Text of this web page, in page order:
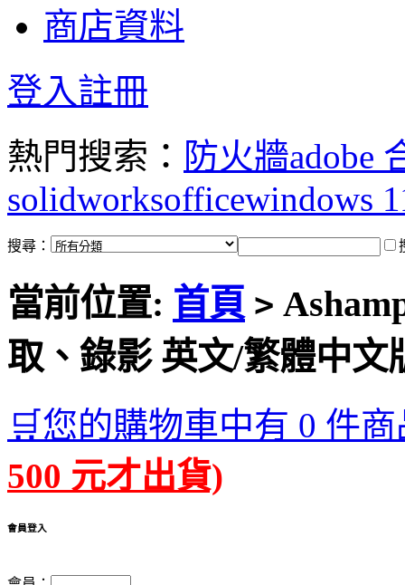
商店資料
登入註冊
熱門搜索： 防火牆adobe
solidworksofficewindows
搜尋：
當前位置: 首頁 >
取、錄影 英文/繁體中文
🛒您的購物車中有 0 件
500 元才出貨)
會員登入